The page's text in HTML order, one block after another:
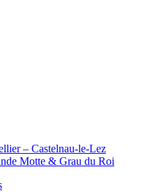
– Castelnau-le-Lez
Motte & Grau du Roi